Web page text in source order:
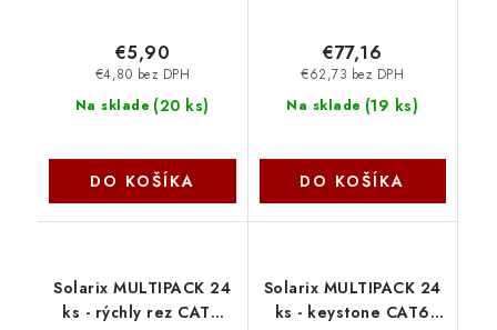
Na sklade (20 ks)
€4,80 bez DPH
€5,90
DO KOŠÍKA
Na sklade (19 ks)
€62,73 bez DPH
€77,16
DO KOŠÍKA
Solarix MULTIPACK 24
ks - rýchly rez CAT6
Solarix MULTIPACK 24
ks - keystone CAT6